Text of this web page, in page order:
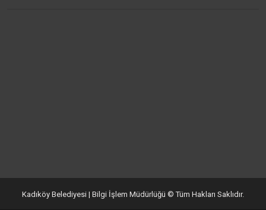
Kadıköy Belediyesi | Bilgi İşlem Müdürlüğü © Tüm Hakları Saklıdır.